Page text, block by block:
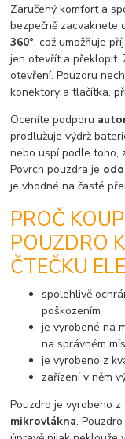
Zaručený komfort a
bezpečně zacvaknete
360°, což umožňuje
jen otevřít a překlopit.
otevření. Pouzdru
konektory a tlačítka,
Oceníte podporu
prodlužuje výdrž
nebo uspí podle toho,
Povrch pouzdra je
je vhodné na časté
PROČ
POUZDRO
ČTEČKU
spolehlivě
poškozením
je vyrobené na
na správném
je vyrobeno z
zařízení v něm
Pouzdro je vyrobeno z
mikrovlákna.